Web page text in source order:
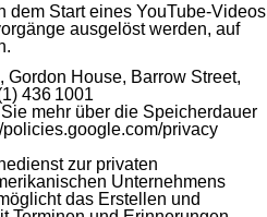
dem Start eines YouTube-Videos
ausgelöst werden, auf
Gordon House, Barrow Street,
436 1001
mehr über die Speicherdauer
privacy
zur privaten
Unternehmens
das Erstellen und